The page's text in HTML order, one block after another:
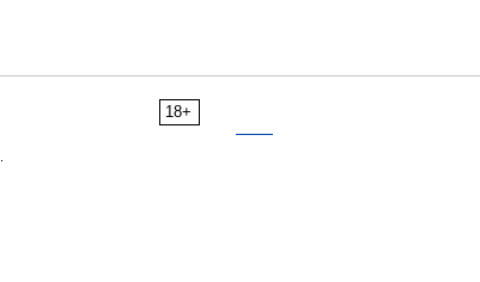
18+